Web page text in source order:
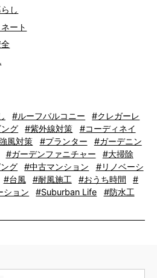
し
ート
#ルーフバルコニー
#クレガーレ
グ #紫外線対策
#コーディネイ
風対策 #プランター
#ガーデニン
#ガーデンファニチャー
#大掃除
グ #中古マンション
#リノベーシ
#台風 #耐風施工 #おうち時間
#
ション #Suburban Life
#防水工